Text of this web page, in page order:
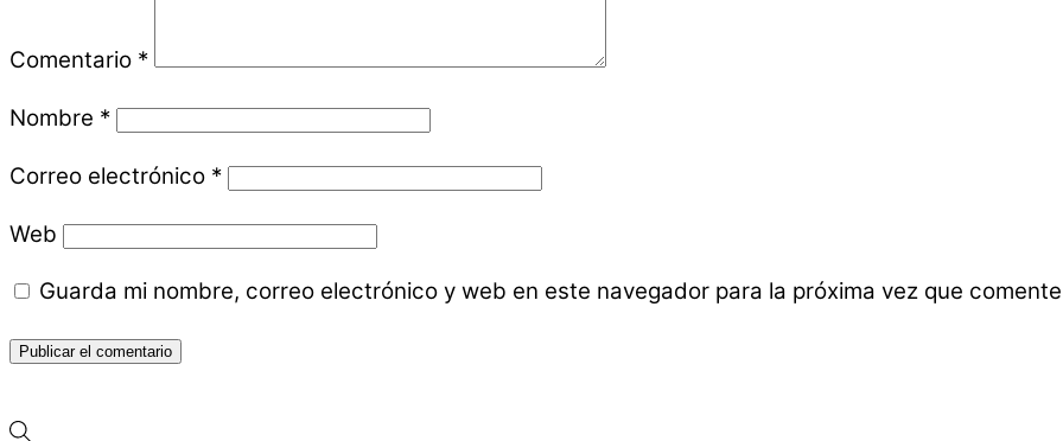
Comentario *
Nombre *
Correo electrónico *
Web
Guarda mi nombre, correo electrónico y web en este navegador para la próxima vez que